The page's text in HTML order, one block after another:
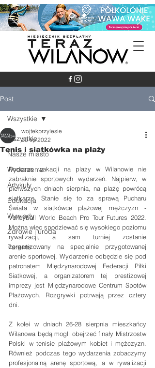
Post
Wszystkie
Nasze miasto
Wydarzenia
Artykuły
Edukacja
Wywiady
Zdrowie i uroda
Parents
Wszystkie
Tenis i siatkówka na plaży
wojtekprzylesie
20 lip 2022
Podczas wakacji na plaży w Wilanowie nie
zabraknie sportowych wydarzeń. Najpierw, w
pierwszych dniach sierpnia, na plażę powrócą
siatkarze. Stanie się to za sprawą Pucharu
Świata w siatkówce plażowej mężczyzn -
Volleyball World Beach Pro Tour Futures 2022.
Można więc spodziewać się wysokiego poziomu
rywalizacji, a sam turniej zostanie
zorganizowany na specjalnie przygotowanej
arenie sportowej. Wydarzenie odbędzie się pod
patronatem Międzynarodowej Federacji Piłki
Siatkowej, a organizatorem tej prestiżowej
imprezy jest Międzynarodowe Centrum Spotów
Plażowych. Rozgrywki potrwają przez cztery
dni.
Z kolei w dniach 26-28 sierpnia mieszkańcy
Wilanowa będą mogli obejrzeć finały Mistrzostw
Polski w tenisie plażowym kobiet i mężczyzn.
Również podczas tego wydarzenia zobaczymy
profesjonalną arenę sportową, a w rywalizacji